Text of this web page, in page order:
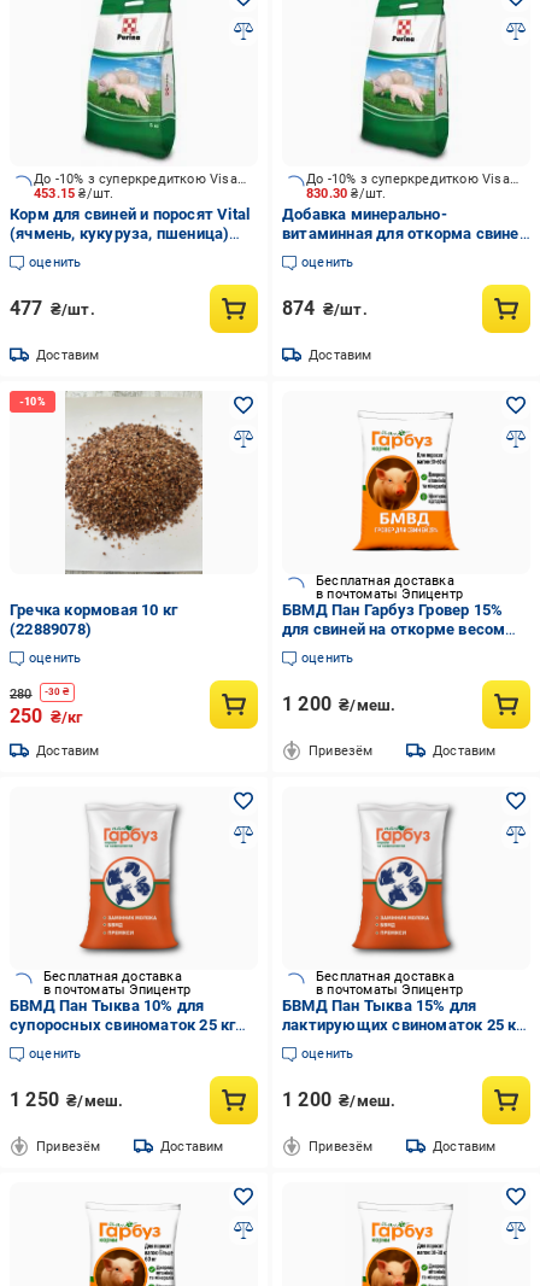
453.15₴/шт.
До -10% з суперкредиткою Visa Вигода
Корм для свиней и поросят Vital
(ячмень, кукуруза, пшеница)
престартер 10 кг Purina
оценить
477 ₴/шт.
Доставим
830.30₴/шт.
До -10% з суперкредиткою Visa Вигода
Добавка минерально-
витаминная для откорма свиней
Turbo (аминокислоты,
витамины, минералы) 10 кг
оценить
874 ₴/шт.
Доставим
Гречка кормовая 10 кг
(22889078)
оценить
280 -30 ₴
250 ₴/кг
Доставим
Бесплатная доставка
в почтоматы Эпицентр
БВМД Пан Гарбуз Гровер 15%
для свиней на откорме весом
30-60 кг 25 кг (35472448)
оценить
1 200 ₴/меш.
Привезём Доставим
Бесплатная доставка
в почтоматы Эпицентр
БВМД Пан Тыква 10% для
супоросных свиноматок 25 кг
(35472501)
оценить
1 250 ₴/меш.
Привезём Доставим
Бесплатная доставка
в почтоматы Эпицентр
БВМД Пан Тыква 15% для
лактирующих свиноматок 25 кг
(35472500)
оценить
1 200 ₴/меш.
Привезём Доставим